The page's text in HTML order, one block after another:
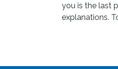
you is the last
explanations.